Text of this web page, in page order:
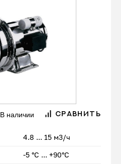
В наличии СРАВНИТЬ
4.8 ... 15 м3/ч
-5 °С ... +90°С